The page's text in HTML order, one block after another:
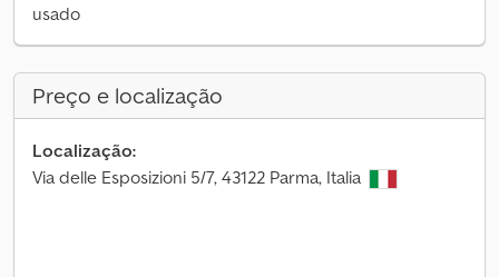
usado
Preço e localização
Localização:
Via delle Esposizioni 5/7, 43122 Parma, Italia